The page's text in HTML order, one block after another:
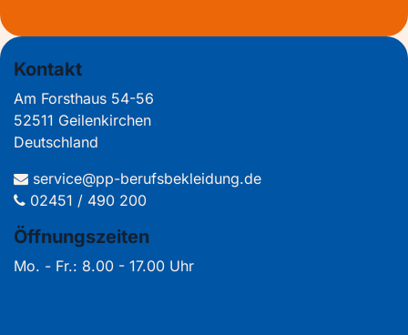
Kontakt
Am Forsthaus 54-56
52511 Geilenkirchen
Deutschland
service@pp-berufsbekleidung.de
02451 / 490 200
Öffnungszeiten
Mo. - Fr.: 8.00 - 17.00 Uhr